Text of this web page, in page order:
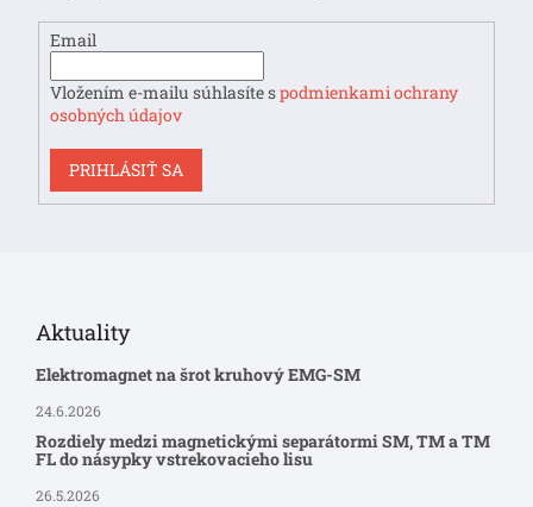
Email
Vložením e-mailu súhlasíte spodmienkami ochrany
osobných údajov
PRIHLÁSIŤ SA
Aktuality
Elektromagnet na šrot kruhový EMG-SM
24.6.2026
Rozdiely medzi magnetickými separátormi SM, TM a TM
FL do násypky vstrekovacieho lisu
26.5.2026